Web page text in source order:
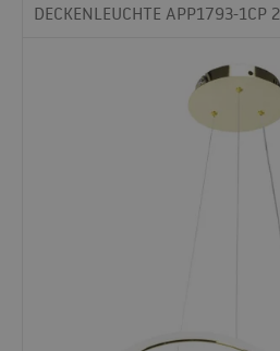
DECKENLEUCHTE APP1793-1CP